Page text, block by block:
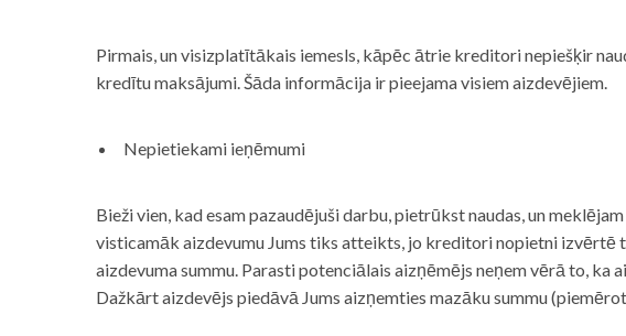
Pirmais, un visizplatītākais iemesls, kāpēc ātrie kreditori nepiešķir
kredītu maksājumi. Šāda informācija ir pieejama visiem aizdevējiem.
Nepietiekami ieņēmumi
Bieži vien, kad esam pazaudējuši darbu, pietrūkst naudas, un
visticamāk aizdevumu Jums tiks atteikts, jo kreditori nopietni izvērtē
aizdevuma summu. Parasti potenciālais aizņēmējs neņem vērā to, ka
Dažkārt aizdevējs piedāvā Jums aizņemties mazāku summu